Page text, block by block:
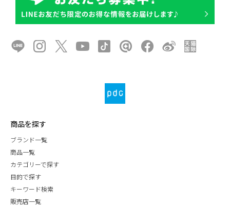
商品を探す
ブランド一覧
商品一覧
カテゴリーで探す
目的で探す
キーワード検索
販売店一覧